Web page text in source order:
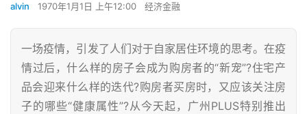
alvin 1970年1月1日 上午12:00 经济金融
一场疫情，引发了人们对于自家居住环境的思考。在疫
情过后，什么样的房子会成为购房者的“新宠”?住宅产
品会迎来什么样的迭代?购房者买房时，又应该关注房
子的哪些“健康属性”?从今天起，广州PLUS特别推出